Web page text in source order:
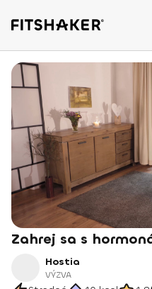
Zahrej sa s
Hostia
VÝZVA